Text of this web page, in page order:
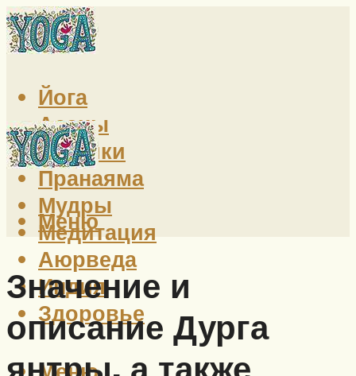
Йога
Асаны
Техники
Пранаяма
Мудры
Медитация
Аюрведа
Индия
Здоровье
Меню
Значение и
описание Дурга